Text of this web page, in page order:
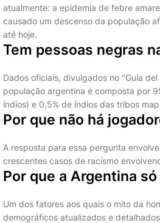
atualmente: a epidemia de febre
causado um descenso da população
até hoje.
Tem pessoas negras
Dados oficiais, divulgados no "Guía
população argentina é composta por
índios) e 0,5% de índios das tribos
Por que não há
A resposta para essa pergunta
crescentes casos de racismo
Por que a Argentina
Um dos fatores aos quais o mito da
demográficos atualizados e